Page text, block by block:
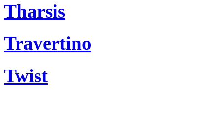
Tharsis
Travertino
Twist